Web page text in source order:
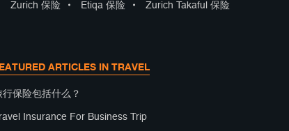
Zurich 保险 • Etiqa 保险 • Zurich Takaful 保险
ARTICLES IN TRAVEL
行保险包括什么？
Insurance For Business Trip